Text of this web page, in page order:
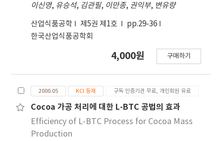
배지에 L. sakei B2-16을 배양한 결과, 7%의 MSG를
100% GABA로 전환시켰으며, 미배아 추출액을 이용
한 배지는 산업적 생산용 배지로의 응용이 기대된다.
이신영, 유승석, 김관필, 이만종, 권익부, 변유량
산업식품공학 제5권 제1호
pp.29-36
한국산업식품공학회
4,000원 구매하기
2000.05 KCI 등재 구독 인증기관 무료, 개인회원 유료
Cocoa 가공 처리에 대한 L-BTC 공법의 효과
Efficiency of L-BTC Process for Cocoa Mass
Production